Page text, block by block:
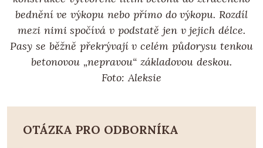
bednění ve výkopu nebo přímo do výkopu. Rozdíl
mezi nimi spočívá v podstatě jen v jejich délce.
Pasy se běžně překrývají v celém půdorysu tenkou
betonovou „nepravou“ základovou deskou.
Foto: Aleksie
OTÁZKA PRO ODBORNÍKA